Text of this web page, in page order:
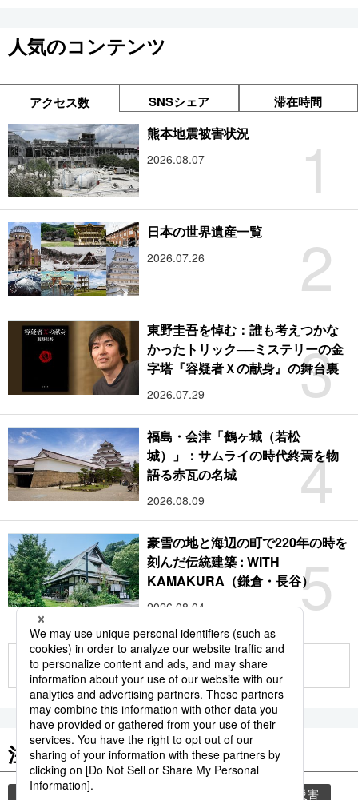
人気のコンテンツ
アクセス数 SNSシェア 滞在時間
1
熊本地震被害状況
2026.08.07
2
日本の世界遺産一覧
2026.07.26
3
東野圭吾を悼む：誰も考えつかな
かったトリック──ミステリーの金
字塔『容疑者Ｘの献身』の舞台裏
2026.07.29
4
福島・会津「鶴ヶ城（若松
城）」：サムライの時代終焉を物
語る赤瓦の名城
2026.08.09
5
豪雪の地と海辺の町で220年の時を
刻んだ伝統建築 : WITH
KAMAKURA（鎌倉・長谷）
2026.08.04
もっと見る
注目のキーワード
共同通信ニュース 気象・災害